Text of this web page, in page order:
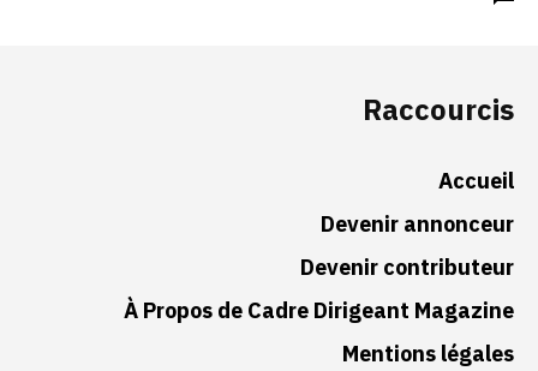
Raccourcis
Accueil
Devenir annonceur
Devenir contributeur
À Propos de Cadre Dirigeant Magazine
Mentions légales